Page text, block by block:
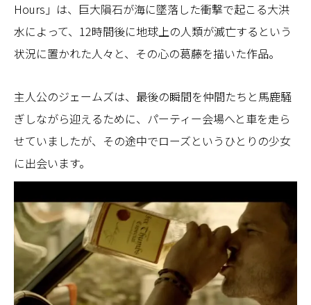
Hours」は、巨大隕石が海に墜落した衝撃で起こる大洪
水によって、12時間後に地球上の人類が滅亡するという
状況に置かれた人々と、その心の葛藤を描いた作品。
主人公のジェームズは、最後の瞬間を仲間たちと馬鹿騒
ぎしながら迎えるために、パーティー会場へと車を走ら
せていましたが、その途中でローズというひとりの少女
に出会います。